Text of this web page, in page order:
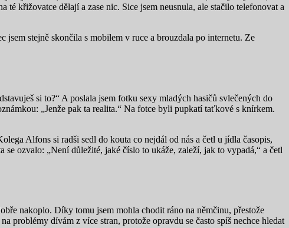
křižovatce dělají a zase nic. Sice jsem neusnula, ale stačilo telefonovat a
stejně skončila s mobilem v ruce a brouzdala po internetu. Ze
si to?“ A poslala jsem fotku sexy mladých hasičů svlečených do
„Jenže pak ta realita.“ Na fotce byli pupkatí taťkové s knírkem.
Alfons si radši sedl do kouta co nejdál od nás a četl u jídla časopis,
ozvalo: „Není důležité, jaké číslo to ukáže, zaleží, jak to vypadá,“ a četl
nakoplo. Díky tomu jsem mohla chodit ráno na němčinu, přestože
problémy dívám z více stran, protože opravdu se často spíš nechce hledat